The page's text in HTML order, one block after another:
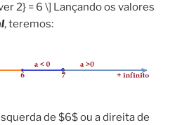
2} = 6 \] Lançando os valores
, teremos:
de $6$ ou a direita de